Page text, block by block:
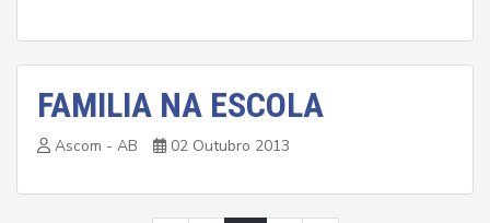
FAMILIA NA ESCOLA
Ascom - AB 02 Outubro 2013